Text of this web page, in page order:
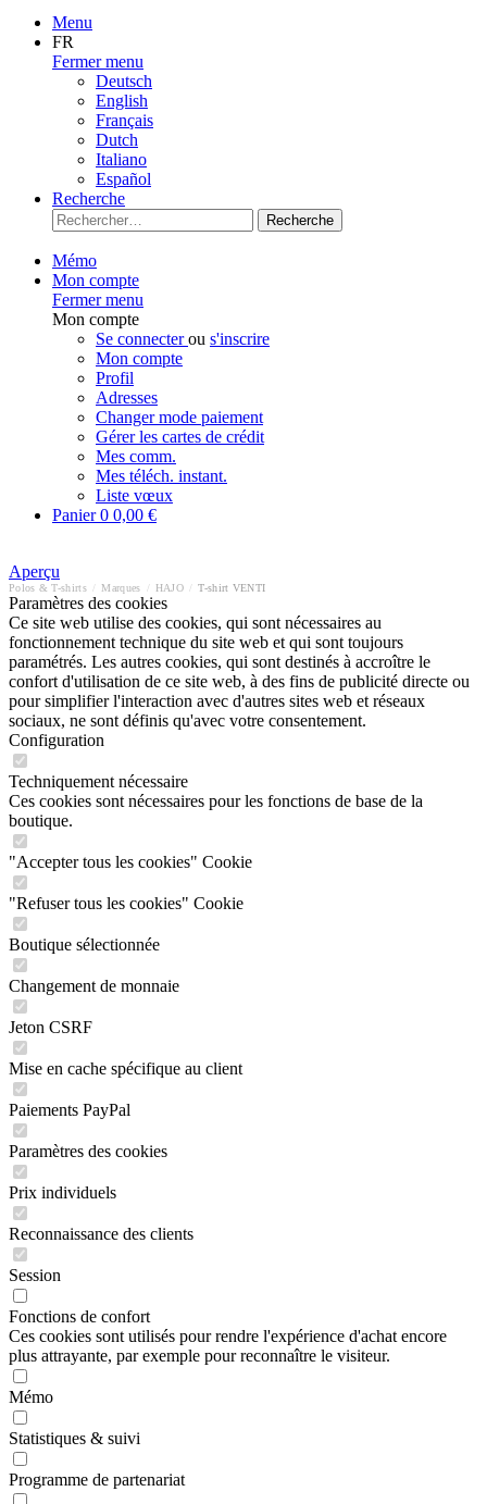
Menu
FR
Fermer menu
Deutsch
English
Français
Dutch
Italiano
Español
Recherche
Recherche
Mémo
Mon compte
Fermer menu
Mon compte
Se connecterou s'inscrire
Mon compte
Profil
Adresses
Changer mode paiement
Gérer les cartes de crédit
Mes comm.
Mes téléch. instant.
Liste vœux
Panier0 0,00 €
Aperçu
Polos & T-shirts Marques HAJO T-shirt VENTI
Paramètres des cookies
Ce site web utilise des cookies, qui sont nécessaires au
fonctionnement technique du site web et qui sont toujours
paramétrés. Les autres cookies, qui sont destinés à accroître le
confort d'utilisation de ce site web, à des fins de publicité directe ou
pour simplifier l'interaction avec d'autres sites web et réseaux
sociaux, ne sont définis qu'avec votre consentement.
Configuration
Techniquement nécessaire
Ces cookies sont nécessaires pour les fonctions de base de la
boutique.
"Accepter tous les cookies" Cookie
"Refuser tous les cookies" Cookie
Boutique sélectionnée
Changement de monnaie
Jeton CSRF
Mise en cache spécifique au client
Paiements PayPal
Paramètres des cookies
Prix individuels
Reconnaissance des clients
Session
Fonctions de confort
Ces cookies sont utilisés pour rendre l'expérience d'achat encore
plus attrayante, par exemple pour reconnaître le visiteur.
Mémo
Statistiques & suivi
Programme de partenariat